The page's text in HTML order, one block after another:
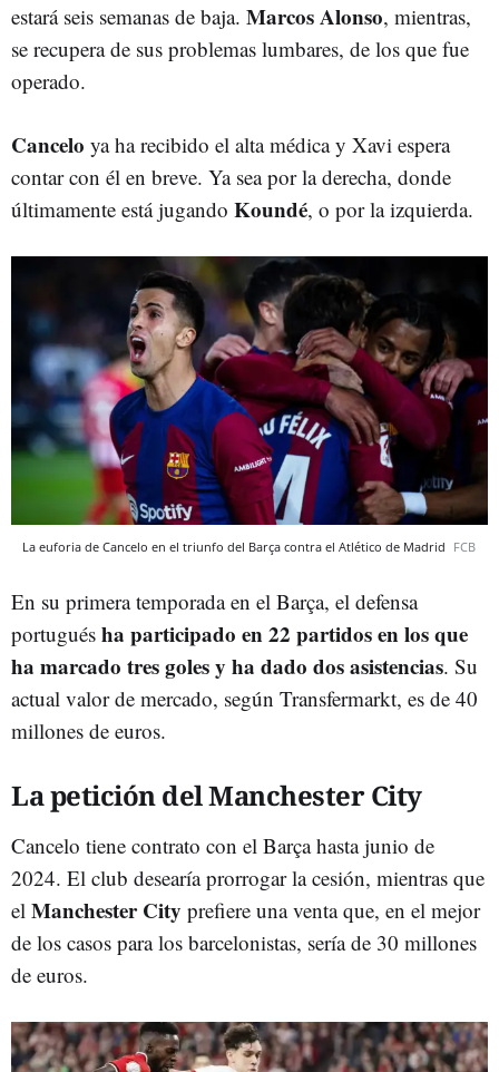
estará seis semanas de baja. Marcos Alonso, mientras,
se recupera de sus problemas lumbares, de los que fue
operado.
Cancelo ya ha recibido el alta médica y Xavi espera
contar con él en breve. Ya sea por la derecha, donde
últimamente está jugando Koundé, o por la izquierda.
La euforia de Cancelo en el triunfo del Barça contra el Atlético de Madrid FCB
En su primera temporada en el Barça, el defensa
portugués ha participado en 22 partidos en los que
ha marcado tres goles y ha dado dos asistencias. Su
actual valor de mercado, según Transfermarkt, es de 40
millones de euros.
La petición del Manchester City
Cancelo tiene contrato con el Barça hasta junio de
2024. El club desearía prorrogar la cesión, mientras que
el Manchester City prefiere una venta que, en el mejor
de los casos para los barcelonistas, sería de 30 millones
de euros.